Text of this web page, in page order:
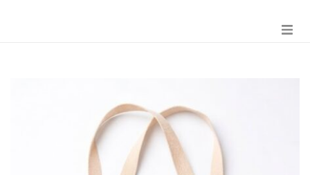
FIANZA TIKTOK
MODA CHICA